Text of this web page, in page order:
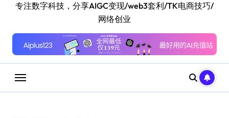
专注数字科技，分享AIGC变现/web3套利/TK电商技巧/
网络创业